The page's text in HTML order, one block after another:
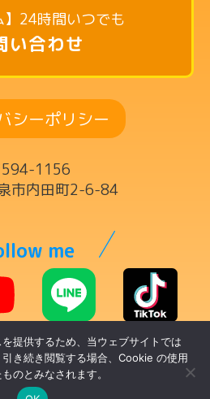
スコース
】24時間いつでも
い合わせ
シーポリシー
594-1156
市内田町2-6-84
me
ュージックスクール
提供するため、当ウェブサイトでは
き続き閲覧する場合、Cookie の使用
のとみなされます。